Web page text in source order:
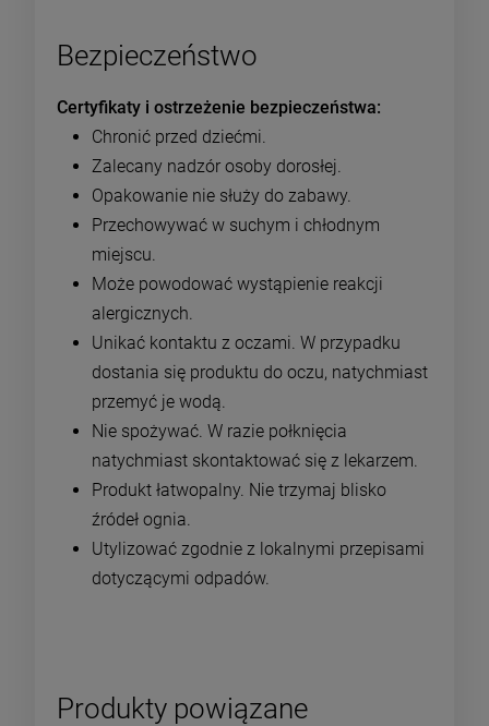
Bezpieczeństwo
Certyfikaty i ostrzeżenie bezpieczeństwa
Chronić przed dziećmi.
Zalecany nadzór osoby dorosłej.
Opakowanie nie służy do zabawy.
Przechowywać w suchym i chłodnym
miejscu.
Może powodować wystąpienie reakcji
alergicznych.
Unikać kontaktu z oczami. W przypadku
dostania się produktu do oczu, natychmiast
przemyć je wodą.
Nie spożywać. W razie połknięcia
natychmiast skontaktować się z lekarzem.
Produkt łatwopalny. Nie trzymaj blisko
źródeł ognia.
Utylizować zgodnie z lokalnymi przepisami
dotyczącymi odpadów.
Produkty powiązane